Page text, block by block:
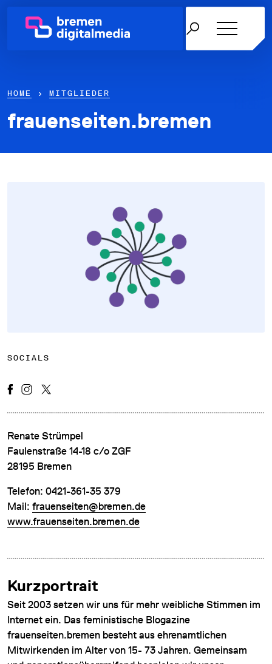
Karriere in der IT
News & Termine
IMPRESSUM
COOKIE-EINSTELLUNGEN
HOME ›MITGLIEDER
frauenseiten.bremen
SOCIALS
Renate Strümpel
Faulenstraße 14-18 c/o ZGF
28195 Bremen
Telefon: 0421-361-35 379
Mail: frauenseiten@bremen.de
www.frauenseiten.bremen.de
Kurzportrait
Seit 2003 setzen wir uns für mehr weibliche Stimmen im
Internet ein. Das feministische Blogazine
frauenseiten.bremen besteht aus ehrenamtlichen
Mitwirkenden im Alter von 15- 73 Jahren. Gemeinsam